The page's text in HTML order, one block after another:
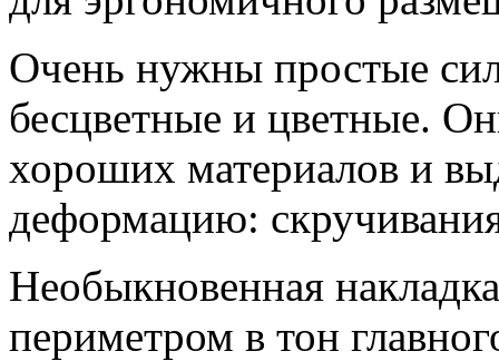
Очень нужны простые
бесцветные и цветные.
хороших материалов и
деформацию:
Необыкновенная
периметром в тон